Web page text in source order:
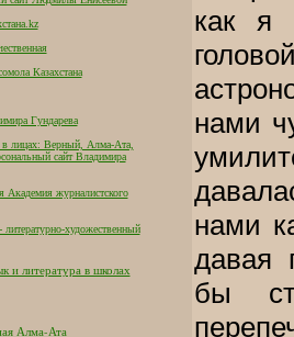
Казахстана
Гундарева
лицах: Верный, Алма-Ата,
сайт Владимира
Академия журналистского
художественный
и литература в школах
Алма-Ата
как я
нами
нами
давая
бы